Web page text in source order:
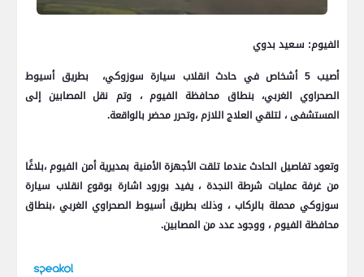
الفيوم: سـعيد بدوي
أصيب 5 أشخاص في حادث انقلاب سيارة سوزوكي، بطريق أسيوط
الصحراوي الغربي، بنطاق محافظة الفيوم ، وتم نقل المصابين إلى
المستشفى ، لتلقي العلاج اللازم ،وتحرر محضر بالواقعة.
وتعود تفاصيل الحادث عندما تلقت الأجهزة الأمنية بمديرية أمن الفيوم ،بلاغًا
من غرفة عمليات شرطة النجدة ، يفيد بورود اشارة بوقوع انقلاب سيارة
سوزوكي محملة بالركاب ، وذلك بطريق أسيوط الصحراوي الغربي ،بنطاق
محافظة الفيوم ، ووجود عدد من المصابين.